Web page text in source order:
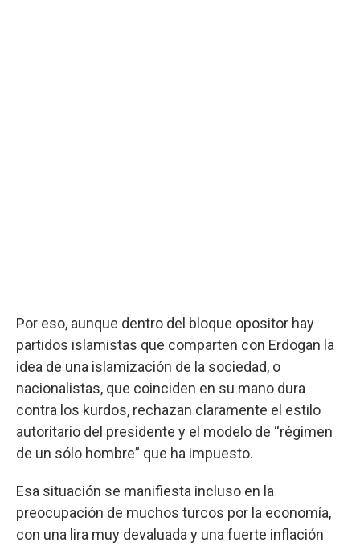
Por eso, aunque dentro del bloque opositor hay
partidos islamistas que comparten con Erdogan la
idea de una islamización de la sociedad, o
nacionalistas, que coinciden en su mano dura
contra los kurdos, rechazan claramente el estilo
autoritario del presidente y el modelo de “régimen
de un sólo hombre” que ha impuesto.
Esa situación se manifiesta incluso en la
preocupación de muchos turcos por la economía,
con una lira muy devaluada y una fuerte inflación